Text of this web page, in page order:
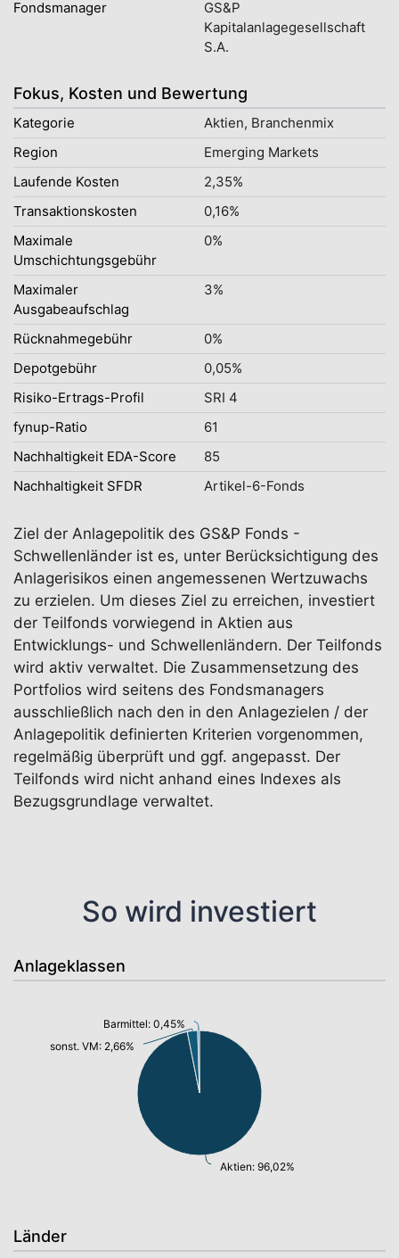
Fondsmanager
GS&P
Kapitalanlagegesellschaft
S.A.
Fokus, Kosten und Bewertung
Kategorie
Aktien, Branchenmix
Region
Emerging Markets
Laufende Kosten
2,35%
Transaktionskosten
0,16%
Maximale
Umschichtungsgebühr
0%
Maximaler
Ausgabeaufschlag
3%
Rücknahmegebühr
0%
Depotgebühr
0,05%
Risiko-Ertrags-Profil
SRI 4
fynup-Ratio
61
Nachhaltigkeit EDA-Score
85
Nachhaltigkeit SFDR
Artikel-6-Fonds
Ziel der Anlagepolitik des GS&P Fonds -
Schwellenländer ist es, unter Berücksichtigung des
Anlagerisikos einen angemessenen Wertzuwachs
zu erzielen. Um dieses Ziel zu erreichen, investiert
der Teilfonds vorwiegend in Aktien aus
Entwicklungs- und Schwellenländern. Der Teilfonds
wird aktiv verwaltet. Die Zusammensetzung des
Portfolios wird seitens des Fondsmanagers
ausschließlich nach den in den Anlagezielen / der
Anlagepolitik definierten Kriterien vorgenommen,
regelmäßig überprüft und ggf. angepasst. Der
Teilfonds wird nicht anhand eines Indexes als
Bezugsgrundlage verwaltet.
So wird investiert
Anlageklassen
Aktien: 96,02%
sonst. VM: 2,66%
Barmittel: 0,45%
Länder